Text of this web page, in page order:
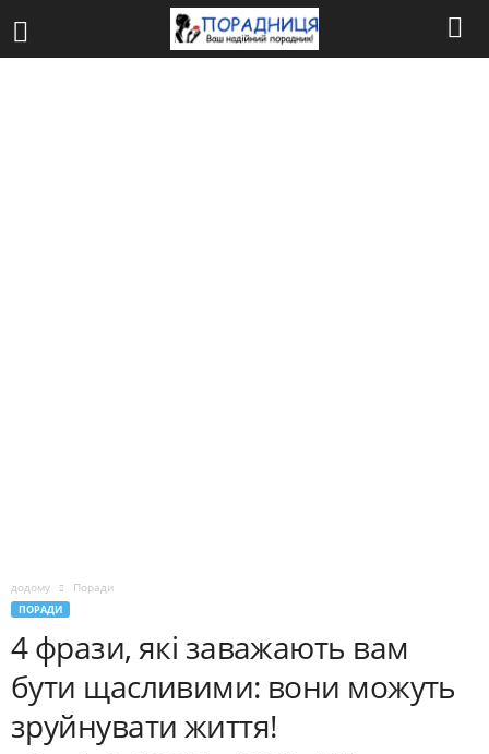
додому Поради
ПОРАДИ
4 фрази, які заважають вам
бути щасливими: вони можуть
зруйнувати життя!